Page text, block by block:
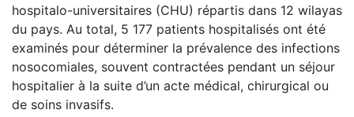
hospitalo-universitaires (CHU) répartis dans 12 wilayas
du pays. Au total, 5 177 patients hospitalisés ont été
examinés pour déterminer la prévalence des infections
nosocomiales, souvent contractées pendant un séjour
hospitalier à la suite d’un acte médical, chirurgical ou
de soins invasifs.